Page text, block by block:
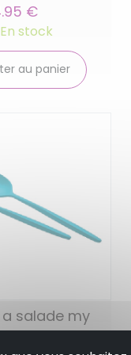
€
En stock
au panier
salade my
28 cm -